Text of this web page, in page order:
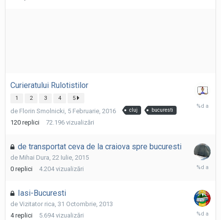
Curieratului Rulotistilor
1 2 3 4 5
de Florin Smolnicki 5 Februarie, 2016 cluj bucuresti
120 replici 72.196 vizualizări
3
de transportat ceva de la craiova spre bucuresti
de Mihai Dura, 22 Iulie, 2015
0 replici 4.204 vizualizări
22
Iasi-Bucuresti
de Vizitator rica, 31 Octombrie, 2013
4 replici 5.694 vizualizări
31